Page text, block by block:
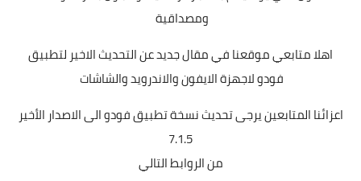
ومصداقية
اهلا متابعي موقعنا في مقال جديد عن التحديث الاخير لتطبيق
فودو لاجهزة الايفون والاندرويد والشاشات
اعزائنا المتابعين يرجى تحديث نسخة تطبيق فودو الى الاصدار الأخير
7.1.5
من الروابط التالي